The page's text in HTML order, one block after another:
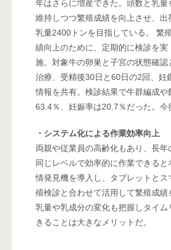
年はさらに増産できた。頭数と乳量
維持しつつ繁殖成績を向上させ、出
乳量2400トンを目指している。 繁
績向上のために、定期的に検診を実
施。対象牛の卵巣と子宮の状態確認
治療、受精後30日と60日の2回、
情報を共有。検診結果で牛群編成
63.4％、妊娠率は20.7％だった。
・システム化による作業効率向上
両親や従業員の高齢化もあり、長
同じレベルで効率的に作業できる
情発見機を導入し、タブレットと
殖検診と合わせて活用して繁殖成
乳量や乳成分の変化も把握しタイ
きることは大きなメリットだ。